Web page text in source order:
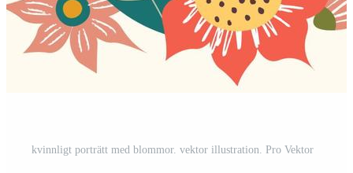
kvinnligt porträtt med blommor. vektor illustration. Pro Vektor